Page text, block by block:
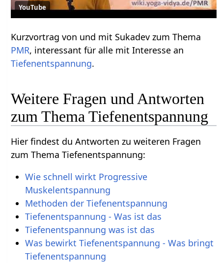
YouTube
Kurzvortrag von und mit Sukadev zum Thema
PMR, interessant für alle mit Interesse an
Tiefenentspannung.
Weitere Fragen und Antworten
zum Thema Tiefenentspannung
Hier findest du Antworten zu weiteren Fragen
zum Thema Tiefenentspannung:
Wie schnell wirkt Progressive
Muskelentspannung
Methoden der Tiefenentspannung
Tiefenentspannung - Was ist das
Tiefenentspannung was ist das
Was bewirkt Tiefenentspannung - Was bringt
Tiefenentspannung